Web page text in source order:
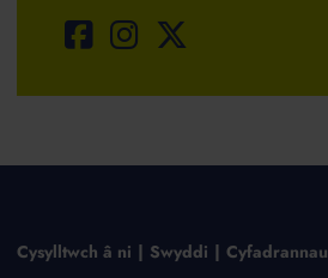
Cysylltwch â ni Swyddi Cyfadrannau